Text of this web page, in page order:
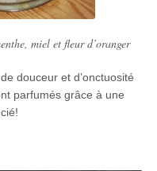
miel et fleur d’oranger
douceur et d’onctuosité
parfumés grâce à une